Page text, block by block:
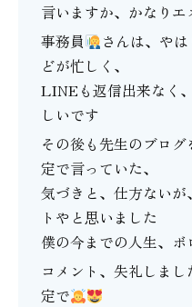
言いますか、かなり
事務員
さんは、や
どが忙しく、
LINEも返信出来なく
しいです
その後も先生のブロ
定で言っていた、
気づきと、仕方ない
トやと思いました
僕の今までの人生、ボ
コメント、失礼しま
定で